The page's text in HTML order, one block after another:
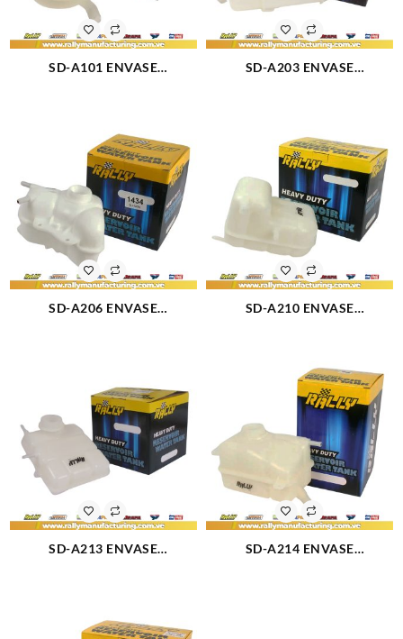
SD-A101 ENVASE
SD-A203 ENVASE
SD-A206 ENVASE
SD-A210 ENVASE
SD-A213 ENVASE
SD-A214 ENVASE